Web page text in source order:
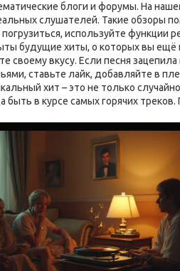
блоги и форумы. На
слушателей. Такие обзоры
используйте
будущие хиты, о которых вы ещё
своему вкусу. Если песня
ставьте лайк, добавляйте в
хит – это не только
быть в курсе самых горячих